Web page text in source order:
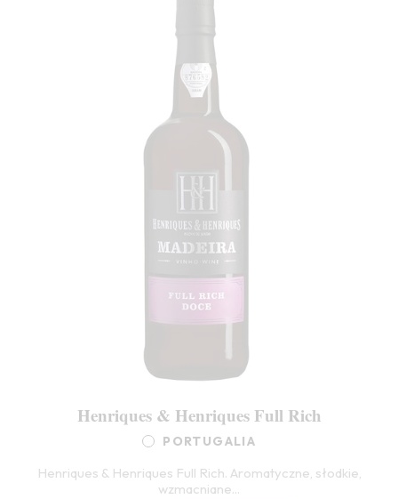
Henriques & Henriques Full Rich
PORTUGALIA
Henriques & Henriques Full Rich. Aromatyczne, słodkie,
wzmacniane...